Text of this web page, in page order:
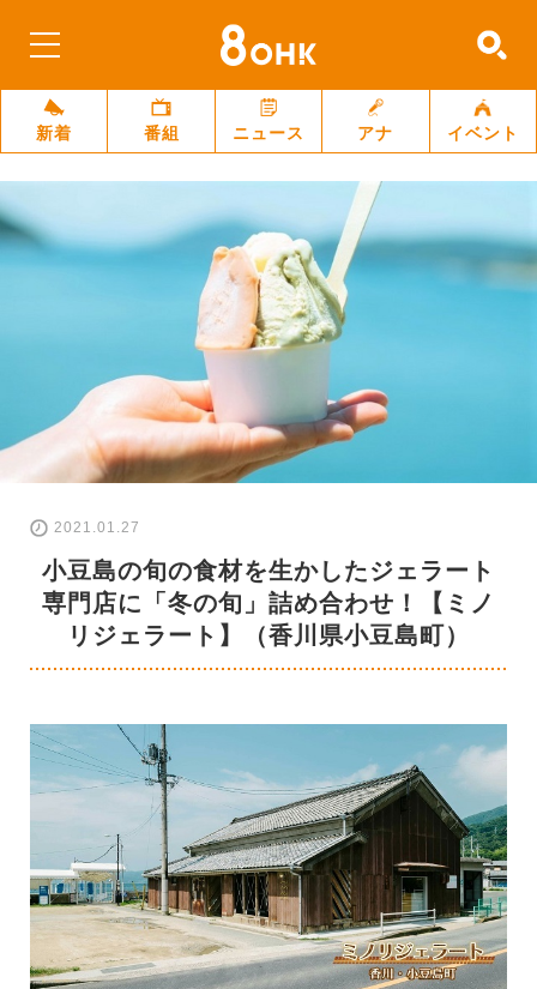
新着 番組 ニュース アナ イベント
2021.01.27
小豆島の旬の食材を生かしたジェラート
専門店に「冬の旬」詰め合わせ！【ミノ
リジェラート】（香川県小豆島町）